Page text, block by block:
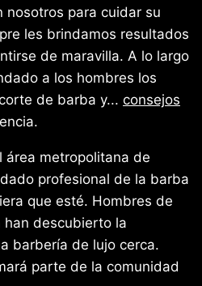
nosotros para cuidar su
les brindamos resultados
de maravilla. A lo largo
a los hombres los
de barba y... consejos
área metropolitana de
profesional de la barba
que esté. Hombres de
han descubierto la
barbería de lujo cerca.
parte de la comunidad